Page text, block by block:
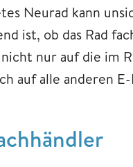
Neurad kann
ist, ob das Rad
nur auf die im
auf alle anderen